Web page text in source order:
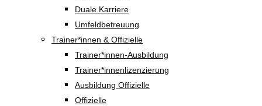
Duale Karriere
Umfeldbetreuung
Trainer*innen & Offizielle
Trainer*innen-Ausbildung
Trainer*innenlizenzierung
Ausbildung Offizielle
Offizielle